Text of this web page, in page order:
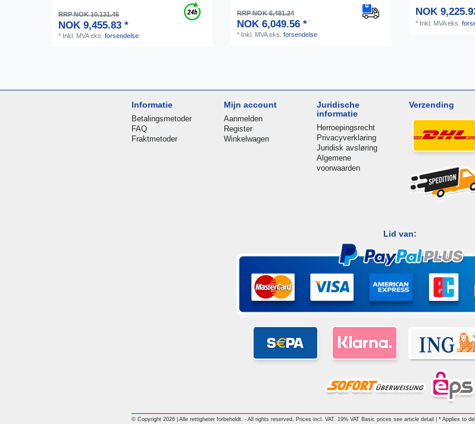
RRP NOK 10,131.46
NOK 9,455.83 *
* Inkl. MVAeks.forsendelse
RRP NOK 6,481.24
NOK 6,049.56 *
* Inkl. MVAeks.forsendelse
NOK
* Inkl. MVAeks.
Informatie
Betalingsmetoder
FAQ
Fraktmetoder
Mijn account
Aanmelden
Register
Winkelwagen
Juridische
informatie
Herroepingsrecht
Privacyverklaring
Juridisk avsløring
Algemene
voorwaarden
Verzending
Lid van:
© Copyright 2026 | Alle rettigheter forbeholdt. - All rights reserved. Prices incl. VAT. 19% VAT Basic prices see article detail | * Applies to